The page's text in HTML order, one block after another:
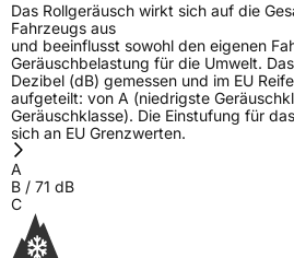
Das Rollgeräusch wirkt sich auf die
Fahrzeugs aus
und beeinflusst sowohl den eigenen
Geräuschbelastung für die Umwelt.
Dezibel (dB) gemessen und im EU
aufgeteilt: von A (niedrigste
Geräuschklasse). Die Einstufung für
sich an EU Grenzwerten.
A
B / 71 dB
C